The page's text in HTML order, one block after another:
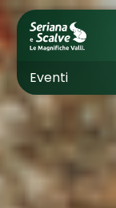
Eventi
Cultura
Esperienze
Dove
Come
Uffici turistici